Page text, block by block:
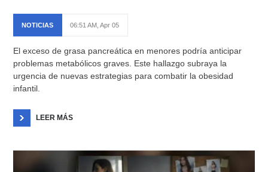
NOTICIAS 06:51 AM, Apr 05
El exceso de grasa pancreática en menores podría anticipar
problemas metabólicos graves. Este hallazgo subraya la
urgencia de nuevas estrategias para combatir la obesidad
infantil.
LEER MÁS